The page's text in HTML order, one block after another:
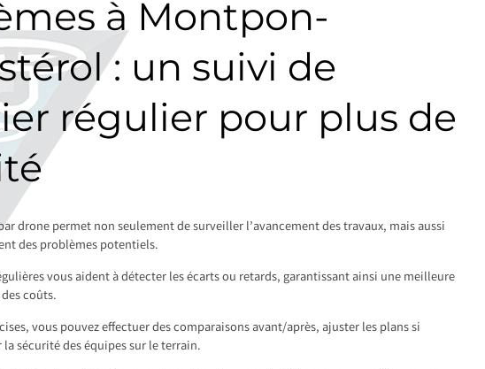
à Montpon-
: un suivi de
régulier pour plus de
drone permet non seulement de surveiller l’avancement des travaux, mais aussi
des problèmes potentiels.
vous aident à détecter les écarts ou retards, garantissant ainsi une meilleure
coûts.
vous pouvez effectuer des comparaisons avant/après, ajuster les plans si
la sécurité des équipes sur le terrain.